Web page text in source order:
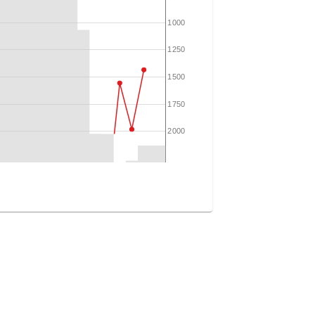
1000
1250
1500
1750
2000